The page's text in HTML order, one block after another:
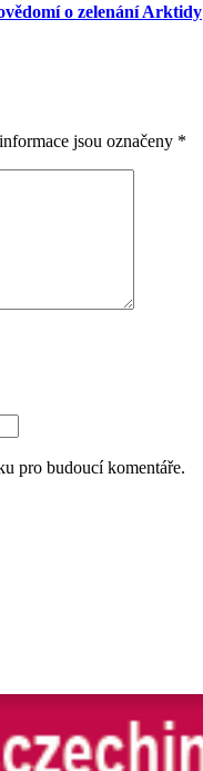
o zelenání Arktidy
jsou označeny *
pro budoucí komentáře.